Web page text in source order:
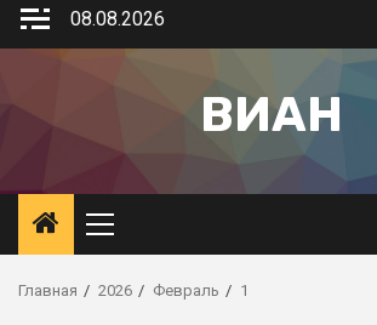
08.08.2026
ВИАН
Главная 2026 Февраль 1